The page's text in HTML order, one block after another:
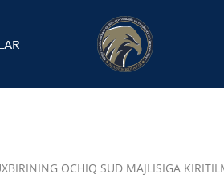
OCHIQ SUD MAJLISIGA